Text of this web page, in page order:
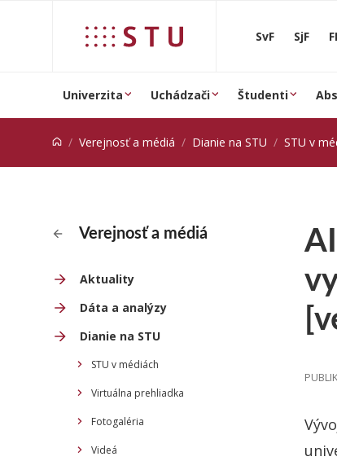
SvF SjF
Univerzita Uchádzači Študenti
Verejnosť a médiá Dianie na STU STU v
Verejnosť a médiá
Aktuality
Dáta a analýzy
Dianie na STU
STU v médiách
Virtuálna prehliadka
Fotogaléria
Videá